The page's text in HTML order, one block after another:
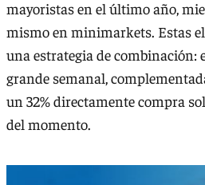
mayoristas en el último año,
mismo en minimarkets. Estas
una estrategia de combinación:
grande semanal,
un 32% directamente compra
del momento.